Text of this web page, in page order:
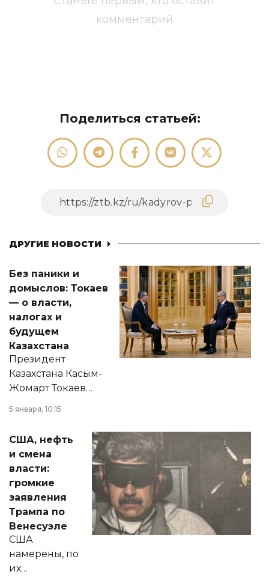
комментарий
Поделиться статьей:
ДРУГИЕ НОВОСТИ
Без паники и
домыслов: Токаев
— о власти,
налогах и
будущем
Казахстана
Президент
Казахстана Касым-
Жомарт Токаев
сразу несколько
актуальных тем —
от слухов о
политических
реформах до
вопросов армии,
экономики и
личного здоровья.
5 января, 10:15
США, нефть
и смена
власти:
громкие
заявления
Трампа по
Венесуэле
США
намерены, по
их